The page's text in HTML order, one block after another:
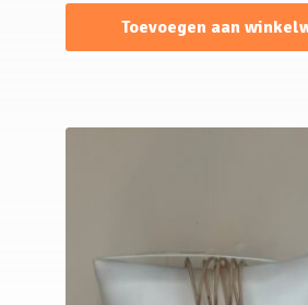
Toevoegen aan